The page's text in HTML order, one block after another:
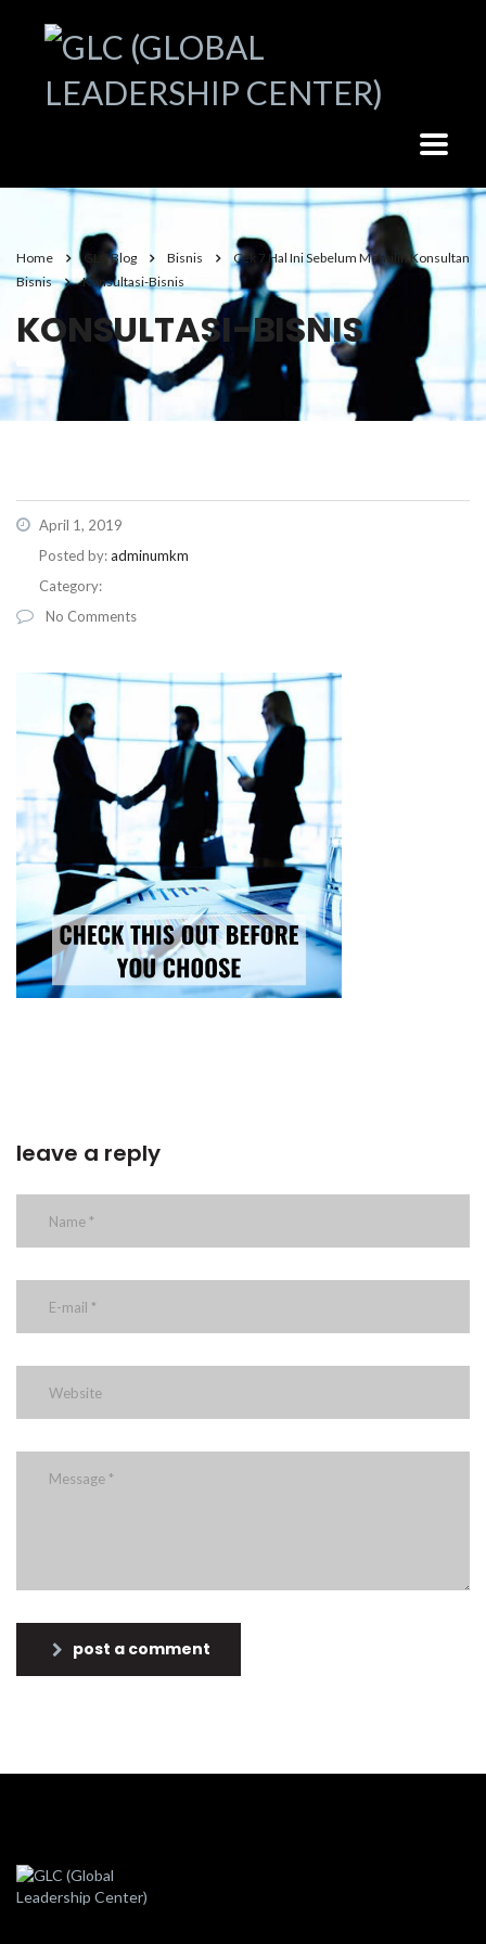
Home GLC Blog Bisnis
Cek 7 Hal Ini Sebelum Memilih Konsultan
Bisnis
Konsultasi-Bisnis
KONSULTASI-BISNIS
April 1, 2019
Posted by:adminumkm
Category:
No Comments
leave a reply
post a comment